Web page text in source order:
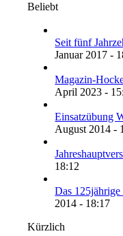
Beliebt
Seit fünf
Januar 2017 -
Magazin-
April 2023 -
Einsatzübung
August 2014 -
18:12
Das
2014 - 18:17
Kürzlich